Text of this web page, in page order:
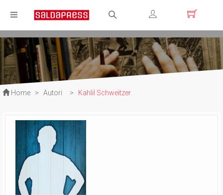
Registrati
Login
Home > Autori > Kahlil Schweitzer